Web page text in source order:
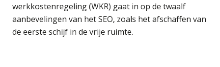
werkkostenregeling (WKR) gaat in op de twaalf
aanbevelingen van het SEO, zoals het afschaffen van
de eerste schijf in de vrije ruimte.